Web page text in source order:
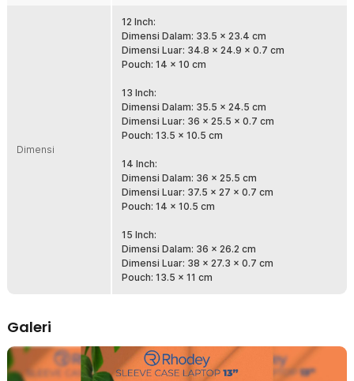
laptop dengan tenang selama perjalanan.
Penyimpanan Ekstra Lebih Praktis
Setiap pembelian sleeve case Anda akan mendapat pouch yang
Pas untuk Aneka Laptop
Tersedia dalam ukuran 12 Inch hingga 15 Inch, pilih sleeve case
yang sesuai agar laptop terlindungi dari debu, kotoran, dan
goresan dengan maksimal.
Cara Mengukur Kompatibilitas Sleeve Case
Dimensi
12 Inch:
Dimensi Dalam: 33.5 x 23.4 cm
Dimensi Luar: 34.8 x 24.9 x 0.7 cm
Pouch: 14 x 10 cm
13 Inch:
Dimensi Dalam: 35.5 x 24.5 cm
Dimensi Luar: 36 x 25.5 x 0.7 cm
Pouch: 13.5 x 10.5 cm
14 Inch:
Dimensi Dalam: 36 x 25.5 cm
Dimensi Luar: 37.5 x 27 x 0.7 cm
Pouch: 14 x 10.5 cm
15 Inch:
Dimensi Dalam: 36 x 26.2 cm
Dimensi Luar: 38 x 27.3 x 0.7 cm
Pouch: 13.5 x 11 cm
Galeri